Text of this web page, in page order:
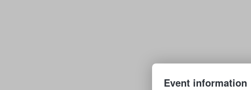
Event information